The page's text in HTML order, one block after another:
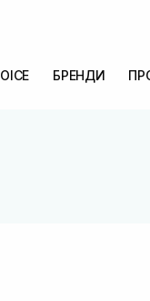
БРЕНДИ